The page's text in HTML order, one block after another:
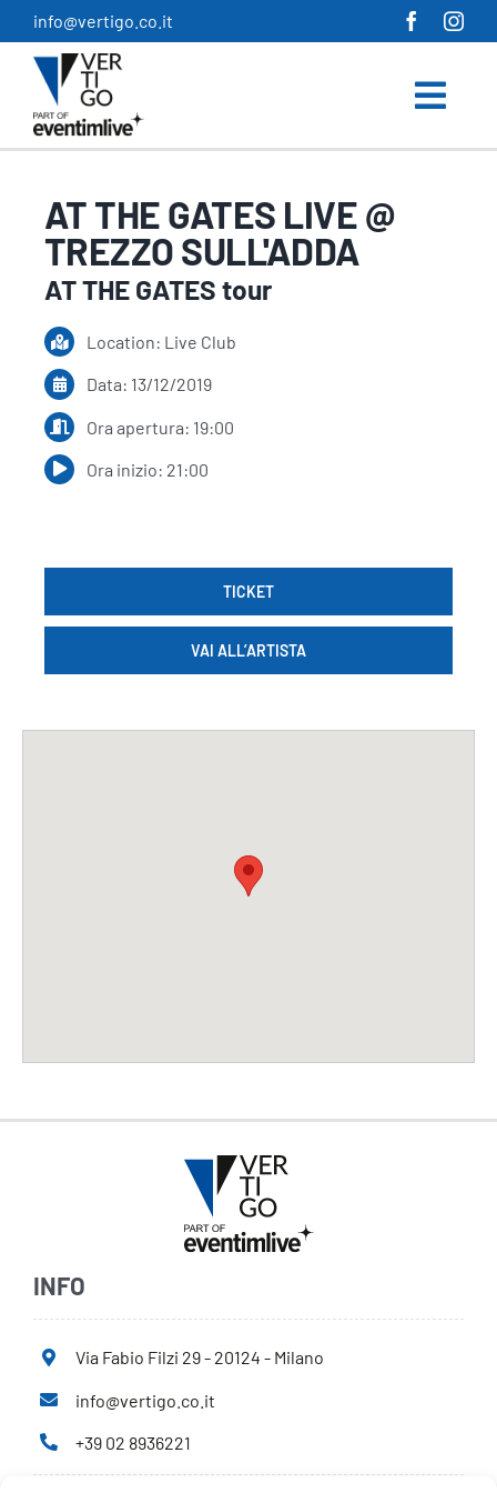
Salta
al
contenuto
info@vertigo.co.it
AT THE GATES LIVE @
TREZZO SULL'ADDA
AT THE GATES tour
Location: Live Club
Data: 13/12/2019
Ora apertura: 19:00
Ora inizio: 21:00
TICKET
VAI ALL’ARTISTA
INFO
Via Fabio Filzi 29 - 20124 - Milano
info@vertigo.co.it
+39 02 8936221